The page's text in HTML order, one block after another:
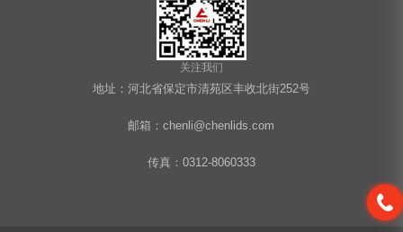
关注我们
地址：河北省保定市清苑区丰收北街252号
邮箱：chenli@chenlids.com
传真：0312-8060333